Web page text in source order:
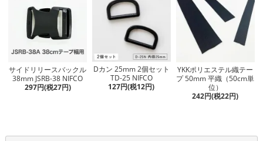
サイドリリースバックル
38mm JSRB-38 NIFCO
297円(税27円)
Dカン 25mm 2個セット
TD-25 NIFCO
127円(税12円)
YKKポリエステル織テー
プ 50mm 平織（50cm単
位）
242円(税22円)